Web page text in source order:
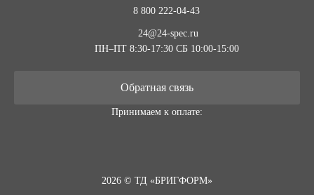
8 800 222-04-43
24@24-spec.ru
ПН–ПТ 8:30-17:30 СБ 10:00-15:00
Обратная связь
Принимаем к оплате:
2026 © ТД «БРИГФОРМ»